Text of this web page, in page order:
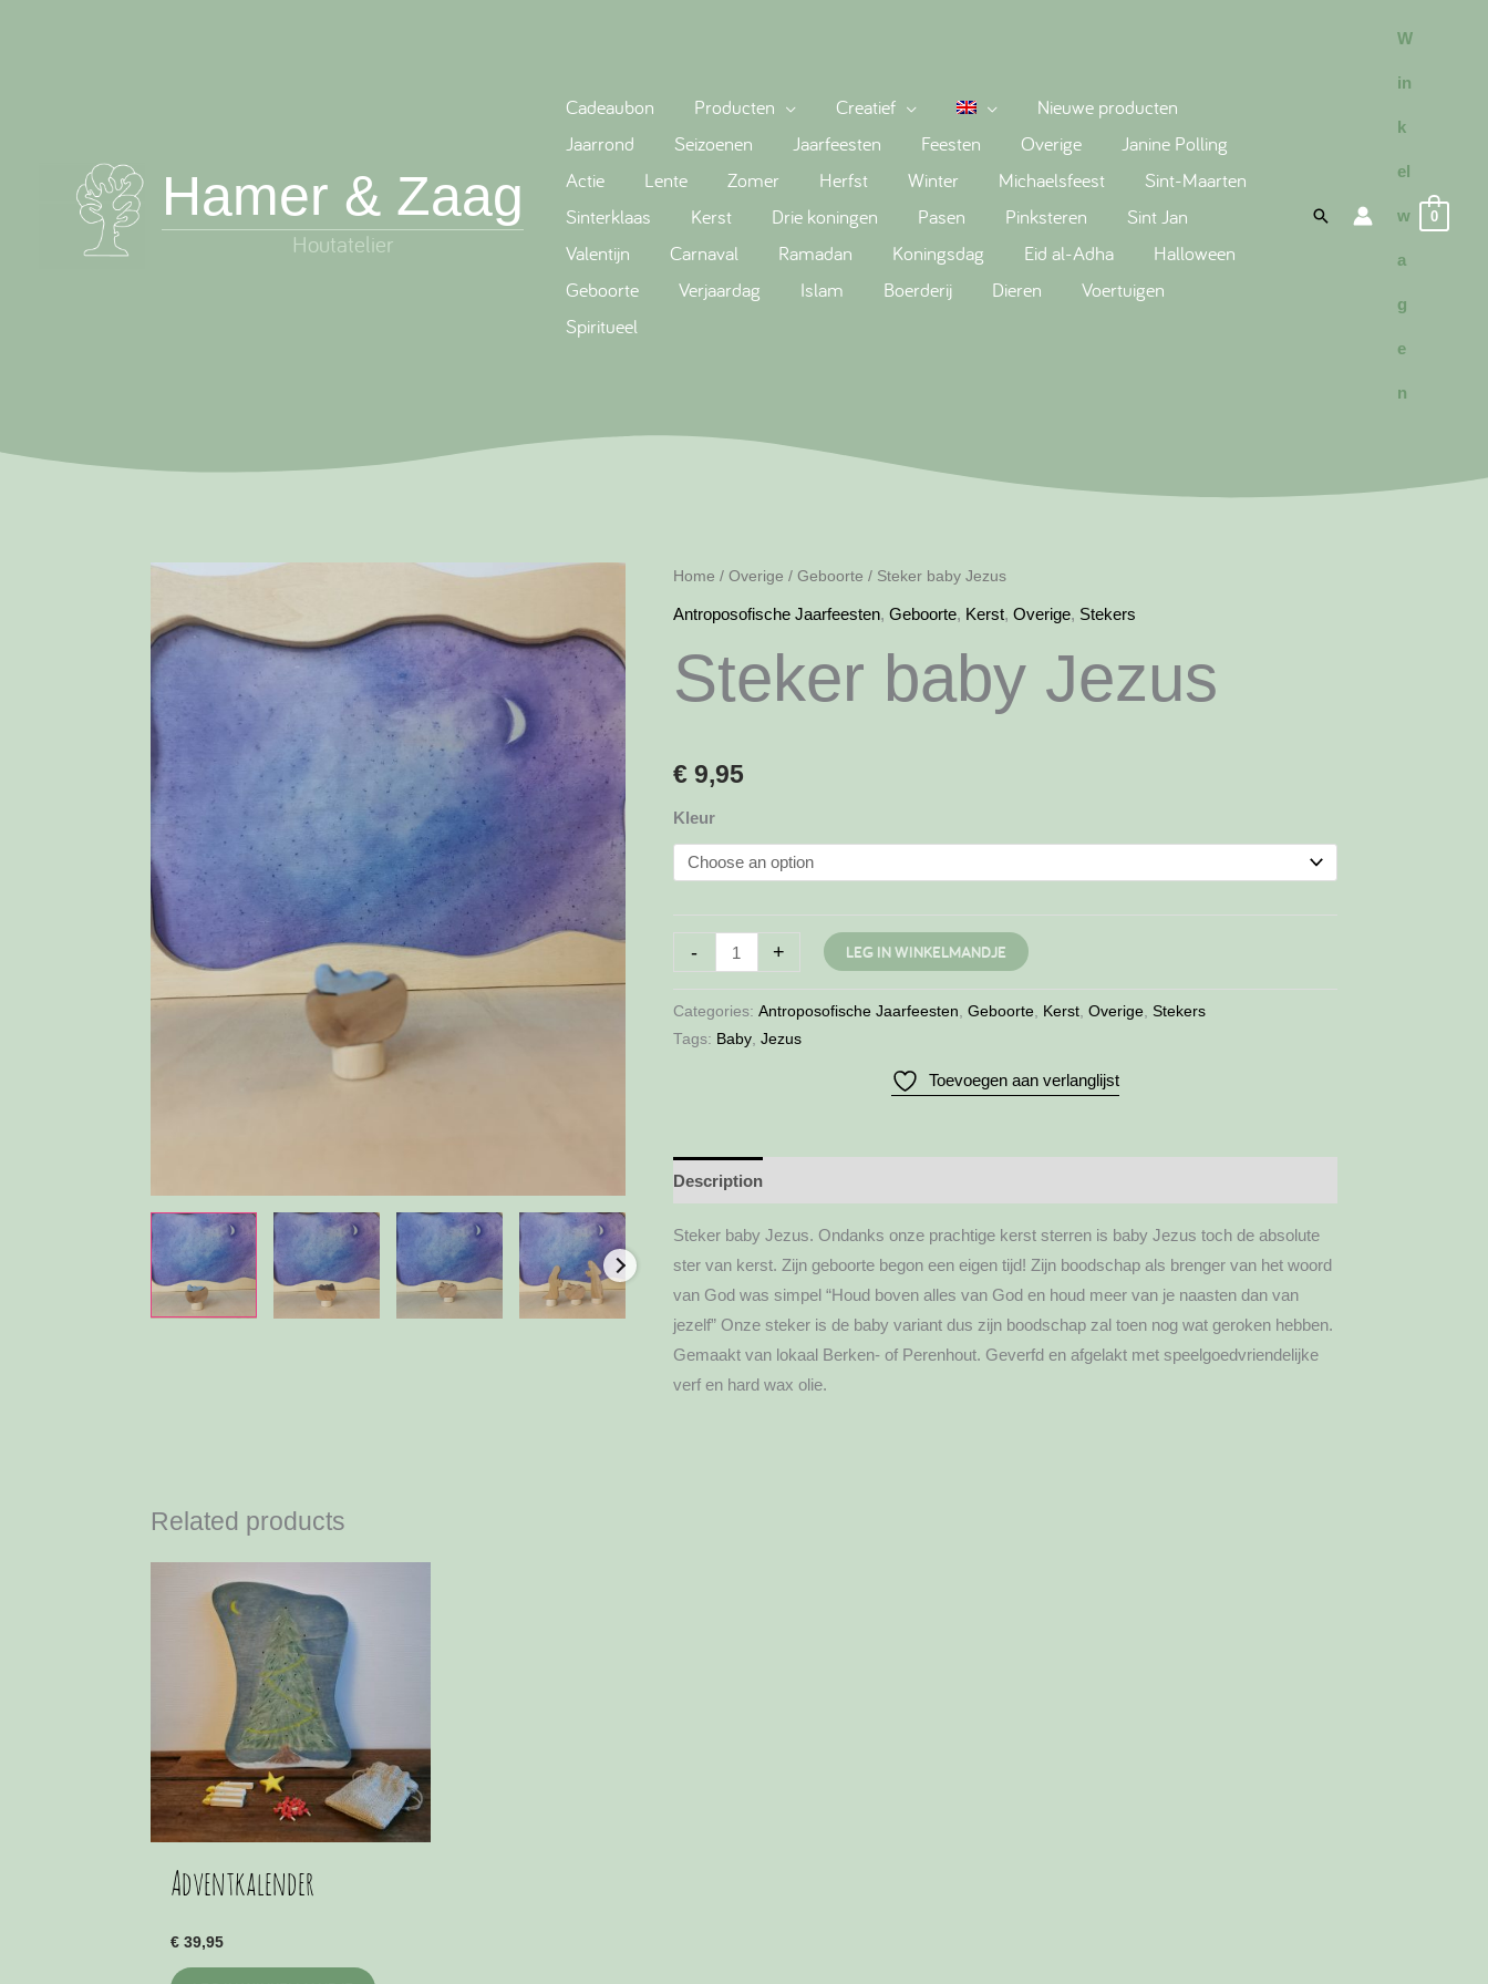
Hamer & Zaag
Cadeaubon Producten Creatief
Nieuwe producten
Jaarrond
Seizoenen Jaarfeesten Feesten Overige
Janine Polling
Actie
Lente Zomer Herfst Winter Michaelsfeest
Sint-Maarten
Sinterklaas
Kerst Drie koningen Pasen Pinksteren
Sint Jan
Valentijn
Carnaval Ramadan Koningsdag Eid al-Adha
Halloween
Geboorte
Verjaardag Islam Boerderij Dieren
Voertuigen
Spiritueel
Search
W
in
k
el
w
a
g
e
n
0
Home / Overige / Geboorte / Steker baby Jezus
Antroposofische Jaarfeesten, Geboorte, Kerst, Overige, Stekers
Steker baby Jezus
€9,95
Kleur
-
Jezus
quantity
+ LEG IN WINKELMANDJE
Categories: Antroposofische Jaarfeesten, Geboorte, Kerst, Overige, Stekers
Tags: Baby, Jezus
Toevoegen aan verlanglijst
Description
Steker baby Jezus. Ondanks onze prachtige kerst sterren is baby Jezus toch de absolute
ster van kerst. Zijn geboorte begon een eigen tijd! Zijn boodschap als brenger van het woord
van God was simpel “Houd boven alles van God en houd meer van je naasten dan van
jezelf” Onze steker is de baby variant dus zijn boodschap zal toen nog wat geroken hebben.
Gemaakt van lokaal Berken- of Perenhout. Geverfd en afgelakt met speelgoedvriendelijke
verf en hard wax olie.
Related products
Adventkalender
€ 39,95